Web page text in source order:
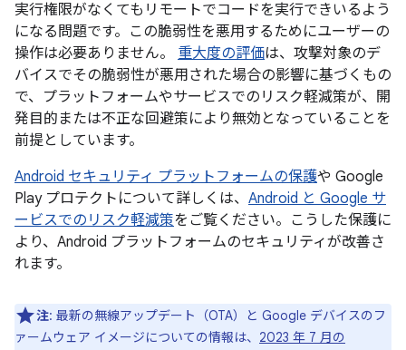
実行権限がなくてもリモートでコードを実行できいるよう
になる問題です。この脆弱性を悪用するためにユーザーの
操作は必要ありません。 重大度の評価は、攻撃対象のデ
バイスでその脆弱性が悪用された場合の影響に基づくもの
で、プラットフォームやサービスでのリスク軽減策が、開
発目的または不正な回避策により無効となっていることを
前提としています。
Android セキュリティ プラットフォームの保護や Google
Play プロテクトについて詳しくは、 Android と Google サ
ービスでのリスク軽減策をご覧ください。こうした保護に
より、Android プラットフォームのセキュリティが改善さ
れます。
注: 最新の無線アップデート（OTA）と Google デバイスのフ
ァームウェア イメージについての情報は、 2023 年 7 月の